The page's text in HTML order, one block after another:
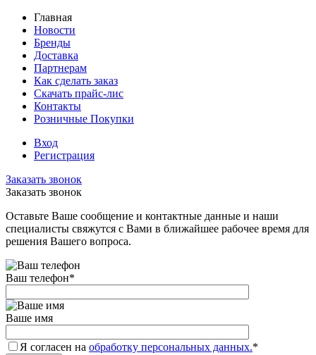
Главная
Новости
Бренды
Доставка
Партнерам
Как сделать заказ
Скачать прайс-лис
Контакты
Розничные Покупки
Вход
Регистрация
Заказать звонок
Заказать звонок
Оставьте Ваше сообщение и контактные данные и наши
специалисты свяжутся с Вами в ближайшее рабочее время для
решения Вашего вопроса.
Ваш телефон*
Ваше имя
Я согласен на обработку персональных данных.*